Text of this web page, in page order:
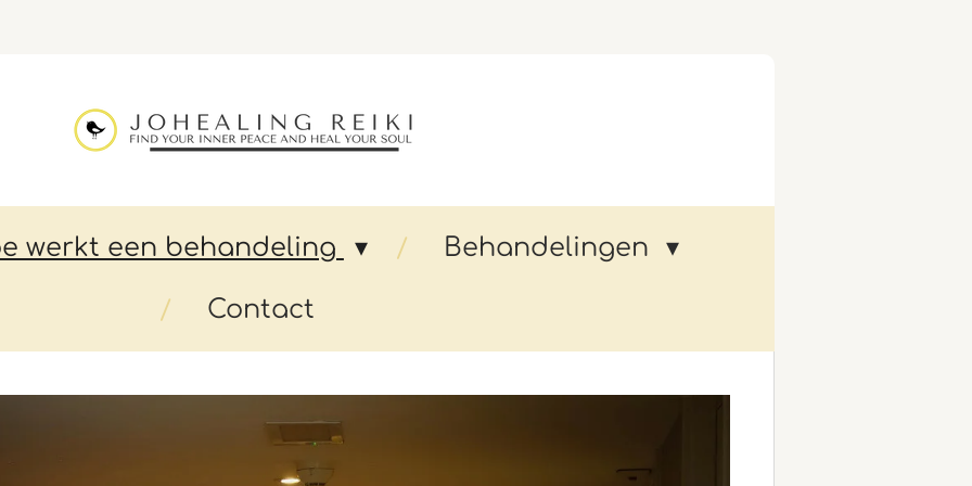
werkt een behandeling Behandelingen
Contact